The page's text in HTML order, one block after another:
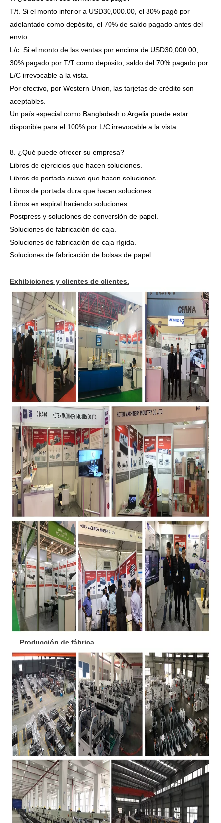
T/t. Si el monto inferior a USD30,000.00, el 30% pagó por
adelantado como depósito, el 70% de saldo pagado antes del
envío.
L/c. Si el monto de las ventas por encima de USD30,000.00,
30% pagado por T/T como depósito, saldo del 70% pagado por
L/C irrevocable a la vista.
Por efectivo, por Western Union, las tarjetas de crédito son
aceptables.
Un país especial como Bangladesh o Argelia puede estar
disponible para el 100% por L/C irrevocable a la vista.
8. ¿Qué puede ofrecer su empresa?
Libros de ejercicios que hacen soluciones.
Libros de portada suave que hacen soluciones.
Libros de portada dura que hacen soluciones.
Libros en espiral haciendo soluciones.
Postpress y soluciones de conversión de papel.
Soluciones de fabricación de caja.
Soluciones de fabricación de caja rígida.
Soluciones de fabricación de bolsas de papel.
Exhibiciones y clientes de clientes.
Producción de fábrica.